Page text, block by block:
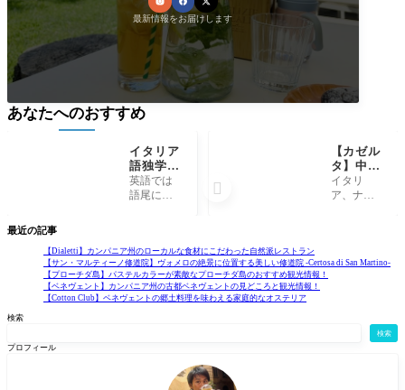
最新情報をお届けします
最近の記事
【Dialetti】カンパニア州のローカルな食材にこだわった自然派レストラン
【サン・マルティーノ修道院】ヴォメロの絶景に位置する美しい修道院 -Certosa di San Martino-
【プローチダ島】パステルカラーが素敵なプローチダ島のおすすめ観光情報！
【ベネヴェント】カンパニア州の古都ベネヴェントの見どころと観光情報！
【Cotton Club】ベネヴェントの郷土料理を味わえる家庭的なオステリア
検索
検索
プロフィール
あなたへのおすすめ
イタリア
語独学③
【名詞の
複数形】
ールと例
外
英語では
語尾に
を表しま
すが、イ
タリア語
では語尾
【カゼル
タ】中世
の都とし
て栄えた
介！
イタリ
ア、ナポ
市のひと
カゼルタ
宮殿を中
